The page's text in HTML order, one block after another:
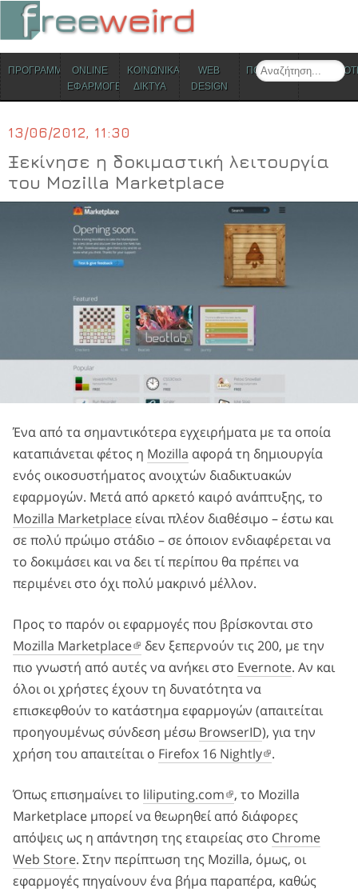
Search
Skip to content
ΠΡΟΓΡΑΜΜΑΤΑONLINE
ΕΦΑΡΜΟΓΕΣ
ΚΟΙΝΩΝΙΚΑ
ΔΙΚΤΥΑ
WEB
DESIGN
ΠΟΛΙΤΙΣΜΟΣ
13/06/2012, 11:30
Ξεκίνησε η δοκιμαστική λειτουργία
του Mozilla Marketplace
Ένα από τα σημαντικότερα εγχειρήματα με τα οποία
καταπιάνεται φέτος η Mozilla αφορά τη δημιουργία
ενός οικοσυστήματος ανοιχτών διαδικτυακών
εφαρμογών. Μετά από αρκετό καιρό ανάπτυξης, το
Mozilla Marketplaceείναι πλέον διαθέσιμο – έστω και
σε πολύ πρώιμο στάδιο – σε όποιον ενδιαφέρεται να
το δοκιμάσει και να δει τί περίπου θα πρέπει να
περιμένει στο όχι πολύ μακρινό μέλλον.
Προς το παρόν οι εφαρμογές που βρίσκονται στο
Mozilla Marketplace
δεν ξεπερνούν τις 200, με την
πιο γνωστή από αυτές να ανήκει στο Evernote. Αν και
όλοι οι χρήστες έχουν τη δυνατότητα να
επισκεφθούν το κατάστημα εφαρμογών (απαιτείται
προηγουμένως σύνδεση μέσω BrowserID), για την
χρήση του απαιτείται ο Firefox 16 Nightly .
Όπως επισημαίνει το liliputing.com
, το Mozilla
Marketplace μπορεί να θεωρηθεί από διάφορες
απόψεις ως η απάντηση της εταιρείας στο Chrome
Web Store. Στην περίπτωση της Mozilla, όμως, οι
εφαρμογές πηγαίνουν ένα βήμα παραπέρα, καθώς